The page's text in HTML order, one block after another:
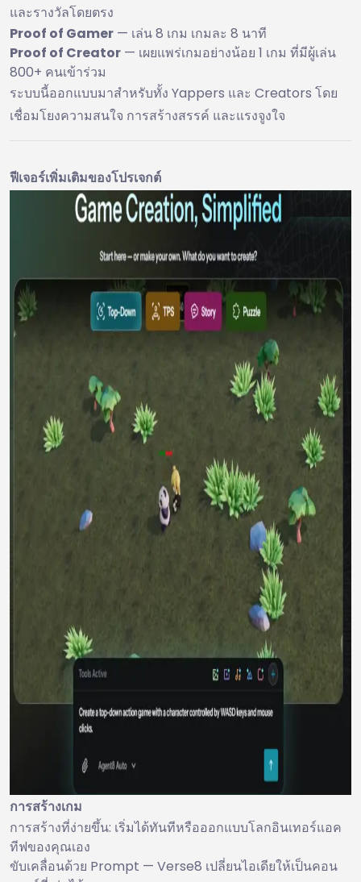
และรางวัลโดยตรง
Proof of Gamer — เล่น 8 เกม เกมละ 8 นาที
Proof of Creator — เผยแพร่เกมอย่างน้อย 1 เกม ที่มีผู้เล่น
800+ คนเข้าร่วม
ระบบนี้ออกแบบมาสำหรับทั้ง Yappers และ Creators โดย
เชื่อมโยงความสนใจ การสร้างสรรค์ และแรงจูงใจ
ฟีเจอร์เพิ่มเติมของโปรเจกต์
การสร้างเกม
การสร้างที่ง่ายขึ้น: เริ่มได้ทันทีหรือออกแบบโลกอินเทอร์แอค
ทีฟของคุณเอง
ขับเคลื่อนด้วย Prompt — Verse8 เปลี่ยนไอเดียให้เป็นคอน